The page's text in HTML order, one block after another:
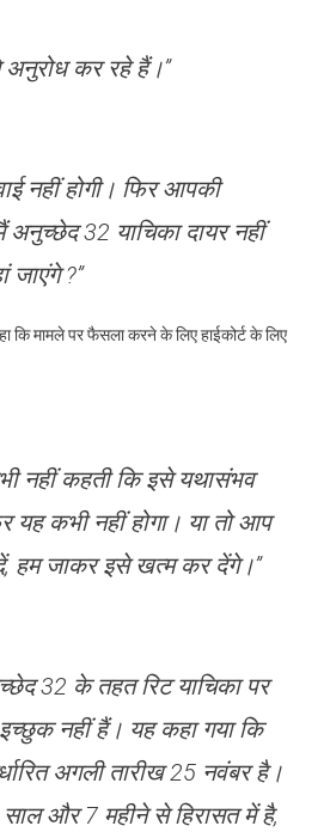
अनुरोध कर रहे हैं।”
नहीं होगी। फिर आपकी
अनुच्छेद 32 याचिका दायर नहीं
?”
कि मामले पर फैसला करने के लिए हाईकोर्ट के लिए
नहीं कहती कि इसे यथासंभव
यह कभी नहीं होगा। या तो आप
हम जाकर इसे खत्म कर देंगे।”
32 के तहत रिट याचिका पर
नहीं हैं। यह कहा गया कि
अगली तारीख 25 नवंबर है।
साल और 7 महीने से हिरासत में है,